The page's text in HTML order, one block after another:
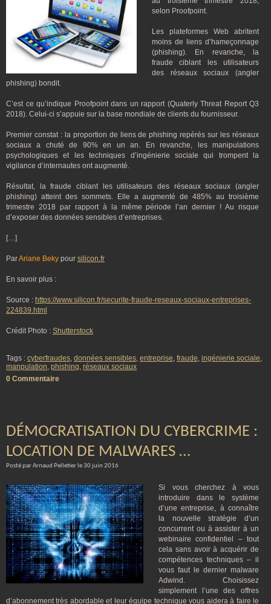
selon Proofpoint.
Les plateformes Web abritent
moins de liens d’hameçonnage
(phishing). En revanche, la
fraude ciblant les utilisateurs
des réseaux sociaux (angler
phishing) bondit.
C’est ce qu’indique Proofpoint dans un rapport (Quaterly Threat Report Q3
2018). Celui-ci s’appuie sur la base mondiale de clients du fournisseur.
Premier constat : la proportion de liens de phishing repérés sur les réseaux
sociaux a chuté de 90% en un an. En revanche, les manipulations
psychologiques et les techniques d’ingénierie sociale qui trompent la
vigilance d’internautes ont augmenté.
Résultat, la fraude ciblant les utilisateurs des réseaux sociaux (angler
phishing) atteint des sommets. Elle a augmenté de 485% au troisième
trimestre 2018 par rapport à la même période l’an dernier ! Au risque
d’exposer des données sensibles d’entreprises.
[…]
ParAriane Beky pour silicon.fr
En savoir plus :
Source : https://www.silicon.fr/securite-fraude-reseaux-sociaux-entreprises-
224839.html
Crédit Photo : Shutterstock
Tags : cyberfraudes, données sensibles, entreprise, fraude, ingénierie sociale,
manpulation, phishing, réseaux sociaux
0 Commentaire
DÉMOCRATISATION DU CYBERCRIME :
LOCATION DE MALWARES …
Posté par Arnaud Pelletier le 30 juin 2016
Si vous cherchez à vous
introduire dans le système
d’une entreprise, à connaître
la nouvelle stratégie d’un
concurrent ou à assister à un
webinaire confidentiel – tout
cela sans avoir à acquérir de
compétences techniques – il
vous faut le dernier malware
Adwind. Choisissez
simplement l’une des offres
d’abonnement très abordable et leur équipe technique vous aidera à faire le